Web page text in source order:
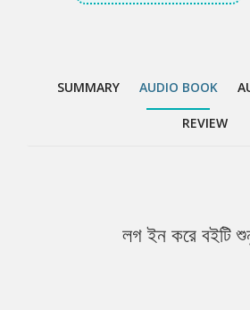
SUMMARY AUDIO BOOK
REVIEW
লগ ইন করে বইটি